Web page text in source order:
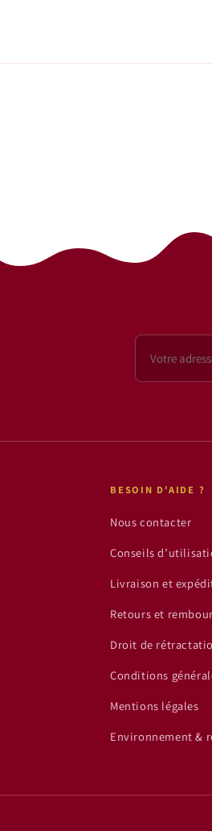
BESOIN D'AIDE ?
Nous contacter
Conseils
Livraison et
Retours et
Droit de
Conditions
Mentions légales
Environnement &